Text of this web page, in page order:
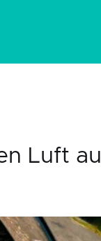
Luft